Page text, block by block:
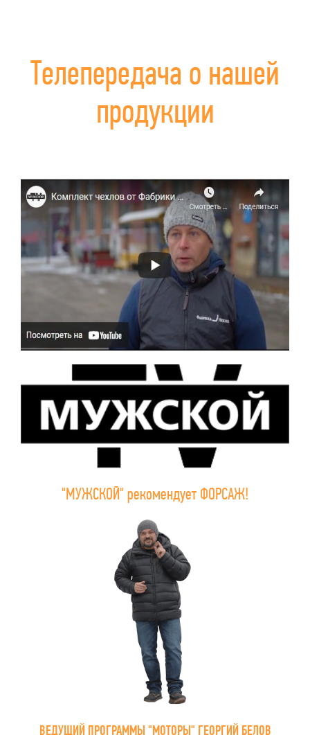
Телепередача о нашей
продукции
"МУЖСКОЙ" рекомендует ФОРСАЖ!
ВЕДУЩИЙ ПРОГРАММЫ "МОТОРЫ" ГЕОРГИЙ БЕЛОВ